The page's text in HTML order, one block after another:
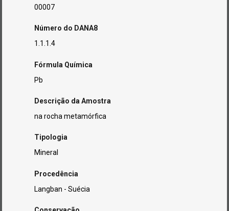
00007
Número do DANA8
1.1.1.4
Fórmula Química
Pb
Descrição da Amostra
na rocha metamórfica
Tipologia
Mineral
Procedência
Langban - Suécia